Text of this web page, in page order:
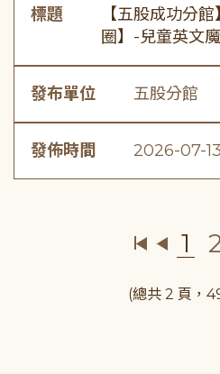
標題
【五股成功分
圈】-兒童英文
發布單位 五股分館
發佈時間 2026-07-13
1
(總共 2 頁，